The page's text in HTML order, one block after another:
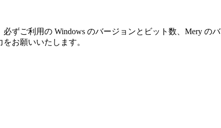
ずご利用の Windows のバージョンとビット数、Mery
お願いいたします。